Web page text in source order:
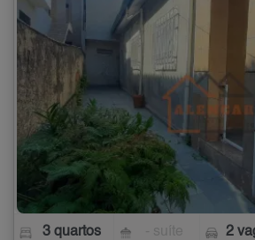
3 quartos 2